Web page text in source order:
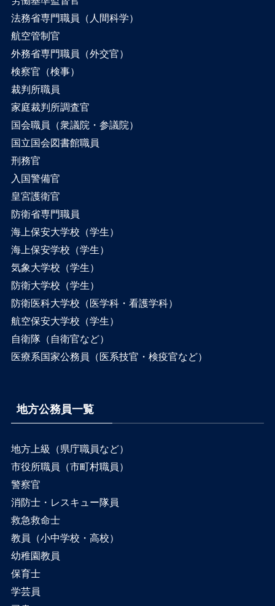
法務省専門職員（人間科学）
航空管制官
外務省専門職員（外交官）
検察官（検事）
裁判所職員
家庭裁判所調査官
国会職員（衆議院・参議院）
国立国会図書館職員
刑務官
入国警備官
皇宮護衛官
防衛省専門職員
海上保安大学校（学生）
海上保安学校（学生）
気象大学校（学生）
防衛大学校（学生）
防衛医科大学校（医学科・看護学科）
航空保安大学校（学生）
自衛隊（自衛官など）
医療系国家公務員（医系技官・検疫官など）
地方公務員一覧
地方上級（県庁職員など）
市役所職員（市町村職員）
警察官
消防士・レスキュー隊員
救急救命士
教員（小中学校・高校）
幼稚園教員
保育士
学芸員